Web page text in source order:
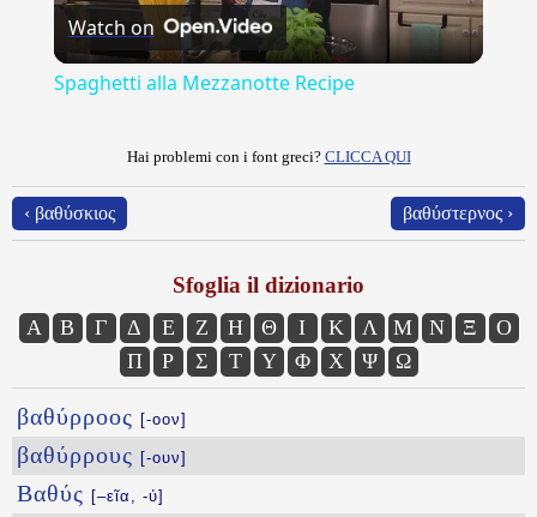
Video
Watch on
Spaghetti alla Mezzanotte Recipe
Hai problemi con i font greci? CLICCA QUI
‹ βαθύσκιος βαθύστερνος ›
Sfoglia il dizionario
Α Β Γ Δ Ε Ζ Η Θ Ι Κ Λ Μ Ν Ξ
Ο
Π
Ρ Σ Τ Υ Φ Χ Ψ Ω
βαθύρροος [-οον]
βαθύρρους [-ουν]
Βαθύς [–εῖα, -ύ]